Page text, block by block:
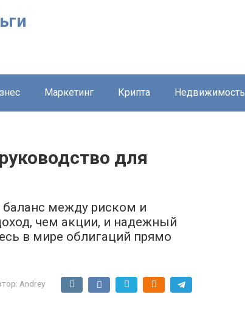
Маркетинг Крипта Недвижимость
для
баланс между риском и
чем акции, и надежный
в мире облигаций прямо
Andrey